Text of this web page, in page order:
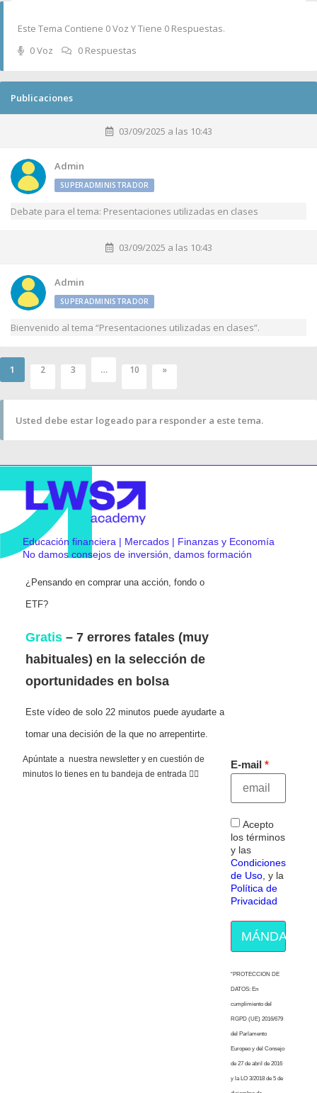
Este Tema Contiene 0 Voz Y Tiene 0 Respuestas.
0 Voz
0 Respuestas
Publicaciones
03/09/2025 a las 10:43
Admin
SUPERADMINISTRADOR
Debate para el tema: Presentaciones utilizadas en clases
03/09/2025 a las 10:43
Admin
SUPERADMINISTRADOR
Bienvenido al tema “Presentaciones utilizadas en clases”.
1 2 3 … 10 »
Usted debe estar logeado para responder a este tema.
Educación financiera | Mercados | Finanzas y Economía
No damos consejos de inversión, damos formación
¿Pensando en comprar una acción, fondo o
ETF?
Gratis – 7 errores fatales (muy
habituales) en la selección de
oportunidades en bolsa
Este vídeo de solo 22 minutos puede ayudarte a
tomar una decisión de la que no arrepentirte.
Apúntate a nuestra newsletter y en cuestión de
minutos lo tienes en tu bandeja de entrada 👇🏻
E-mail
Acepto
los términos
y las
Condiciones
de Uso , y la
Política de
Privacidad
MÁNDAME
“PROTECCION DE
DATOS: En
cumplimiento del
RGPD (UE) 2016/679
del Parlamento
Europeo y del Consejo
de 27 de abril de 2016
y la LO 3/2018 de 5 de